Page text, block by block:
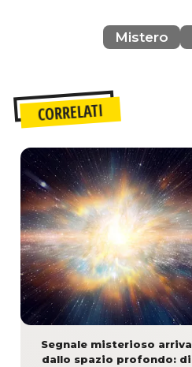
Mistero
CORRELATI
Segnale misterioso arriva
dallo spazio profondo: di